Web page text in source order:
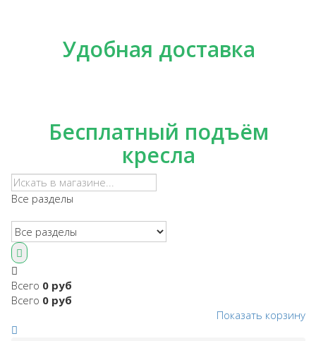
Удобная доставка
Бесплатный подъём
кресла
Все разделы
Всего 0 руб
Всего 0 руб
Показать корзину